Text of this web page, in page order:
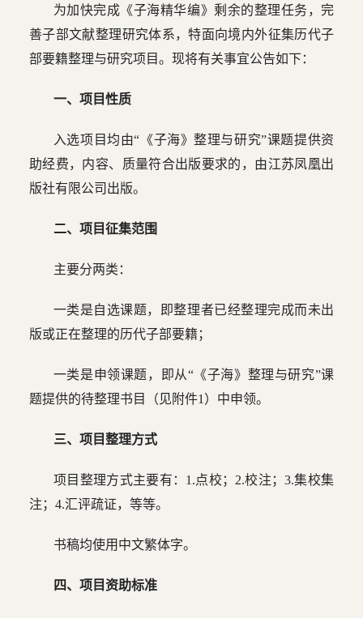
为加快完成《子海精华编》剩余的整理任务，完
善子部文献整理研究体系，特面向境内外征集历代子
部要籍整理与研究项目。现将有关事宜公告如下：
一、项目性质
入选项目均由“《子海》整理与研究”课题提供资
助经费，内容、质量符合出版要求的 ， 由江苏凤凰出
版社有限公司出版。
二、项目征集范围
主要分两类：
一类是自选课题，即整理者已经整理完成而未出
版或正在整理的历代子部要籍；
一类是申领课题，即从“《子海》整理与研究”课
题提供的待整理书目（见附件1）中申领。
三、项目整理方式
项目整理方式主要有：1.点校；2.校注；3.集校集
注；4.汇评疏证，等等。
书稿均使用中文繁体字。
四、项目资助标准